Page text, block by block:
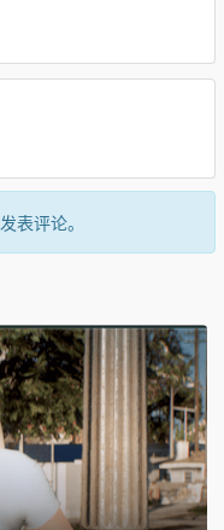
表评论。